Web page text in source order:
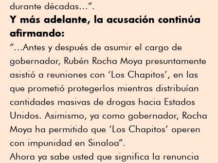
durante décadas…”.
Y más adelante, la acusación continúa
afirmando:
“…Antes y después de asumir el cargo de
gobernador, Rubén Rocha Moya presuntamente
asistió a reuniones con ‘Los Chapitos’, en las
que prometió protegerlos mientras distribuían
cantidades masivas de drogas hacia Estados
Unidos. Asimismo, ya como gobernador, Rocha
Moya ha permitido que ‘Los Chapitos’ operen
con impunidad en Sinaloa”.
Ahora ya sabe usted que significa la renuncia